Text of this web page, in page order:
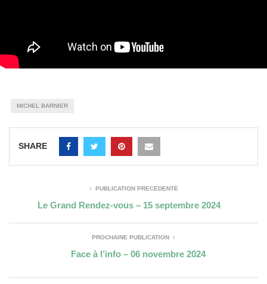
MICHEL BARNIER
SHARE
PUBLICATION PRÉCÉDENTE
Le Grand Rendez-vous – 15 septembre 2024
PROCHAINE PUBLICATION
Face à l’info – 06 novembre 2024